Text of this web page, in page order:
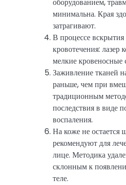
минимальна. Края
затрагивают.
В процессе
кровотечения: лазер
мелкие кровеносные
Заживление тканей
раньше, чем при
традиционным
последствия в виде
воспаления.
На коже не остается
рекомендуют для
лице. Методика
склонным к
теле.